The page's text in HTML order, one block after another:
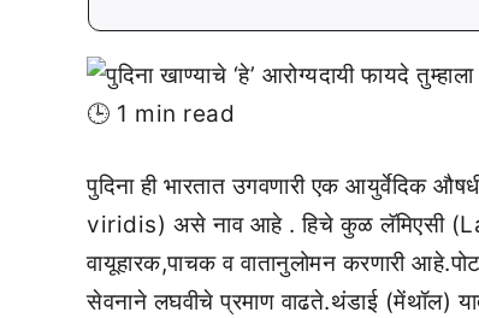
🕒 1 min read
पुदिना ही भारतात उगवणारी एक आयुर्वेदिक
viridis) असे नाव आहे . हिचे कुळ लॅमिएसी
वायूहारक,पाचक व वातानुलोमन करणारी
सेवनाने लघवीचे प्रमाण वाढते.थंडाई (मेंथॉल)